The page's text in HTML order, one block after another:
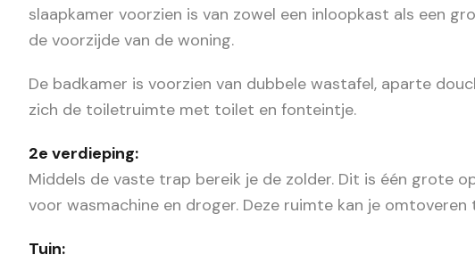
slaapkamer voorzien is van zowel een inloopkast als een
de voorzijde van de woning.
De badkamer is voorzien van dubbele wastafel, aparte
zich de toiletruimte met toilet en fonteintje.
2e verdieping:
Middels de vaste trap bereik je de zolder. Dit is één grote
voor wasmachine en droger. Deze ruimte kan je
Tuin: